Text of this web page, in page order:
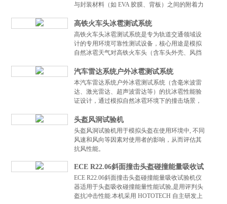
与封装材料（如 EVA 胶膜、背板）之间的附着力
高铁火车头冰雹测试系统
高铁火车头冰雹测试系统是专为轨道交通领域设
计的专用环境可靠性测试设备，核心用途是模拟
自然冰雹天气对高铁火车头（含车头外壳、风挡
用，通过精准复现不同强度、尺寸、密...
汽车雷达系统户外冰雹测试系统
本汽车雷达系统户外冰雹测试系统（含毫米波雷
达、激光雷达、超声波雷达等）的抗冰雹性能验
证设计，通过模拟自然冰雹环境下的撞击场景，
部电路稳定性及信号传输可靠性，为...
头盔风洞试验机
头盔风洞试验机用于模拟头盔在使用环境中, 不同
风速和风向等因素对使用者的影响，从而评估其
抗风性能。
ECE R22.06斜面撞击头盔碰撞能量吸收试
验机
ECE R22.06斜面撞击头盔碰撞能量吸收试验机仪
器适用于头盔吸收碰撞能量性能试验,是用评判头
盔抗冲击性能.本机采用 HOTOTECH 自主研发上